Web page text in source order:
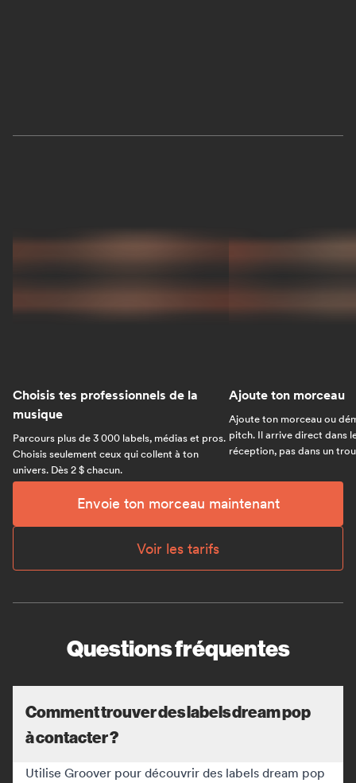
Choisis tes professionnels de la
musique
Parcours plus de 3 000 labels, médias et pros.
Choisis seulement ceux qui collent à ton
univers. Dès 2 $ chacun.
Ajoute ton morceau
Ajoute ton morceau ou
pitch. Il arrive direct dans
réception, pas dans un
Envoie ton morceau maintenant
Voir les tarifs
Questions fréquentes
Comment trouver des labels dream pop
à contacter ?
Utilise Groover pour découvrir des labels dream pop